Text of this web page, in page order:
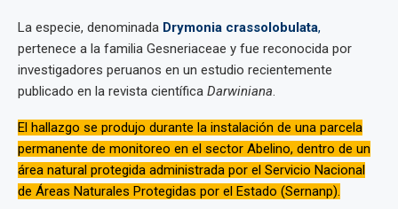
La especie, denominada Drymonia crassolobulata,
pertenece a la familia Gesneriaceae y fue reconocida por
investigadores peruanos en un estudio recientemente
publicado en la revista científica Darwiniana.
El hallazgo se produjo durante la instalación de una parcela
permanente de monitoreo en el sector Abelino, dentro de un
área natural protegida administrada por el Servicio Nacional
de Áreas Naturales Protegidas por el Estado (Sernanp).